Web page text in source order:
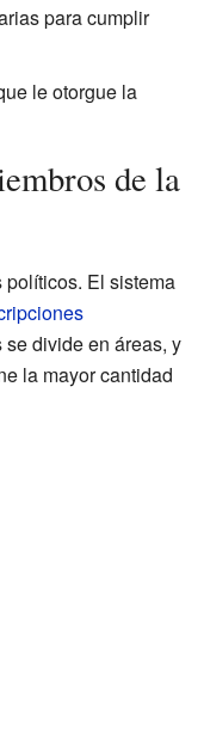
para cumplir
le otorgue la
de la
El sistema
divide en áreas, y
la mayor cantidad